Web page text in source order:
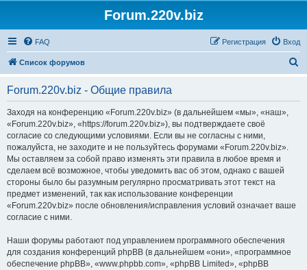
Forum.220v.biz
FAQ Вход
Регистрация
Список форумов
Forum.220v.biz - Общие правила
Заходя на конференцию «Forum.220v.biz» (в дальнейшем «мы», «наш»,
«Forum.220v.biz», «https://forum.220v.biz»), вы подтверждаете своё
согласие со следующими условиями. Если вы не согласны с ними,
пожалуйста, не заходите и не пользуйтесь форумами «Forum.220v.biz».
Мы оставляем за собой право изменять эти правила в любое время и
сделаем всё возможное, чтобы уведомить вас об этом, однако с вашей
стороны было бы разумным регулярно просматривать этот текст на
предмет изменений, так как использование конференции
«Forum.220v.biz» после обновления/исправления условий означает ваше
согласие с ними.
Наши форумы работают под управлением программного обеспечения
для создания конференций phpBB (в дальнейшем «они», «программное
обеспечение phpBB», «www.phpbb.com», «phpBB Limited», «phpBB